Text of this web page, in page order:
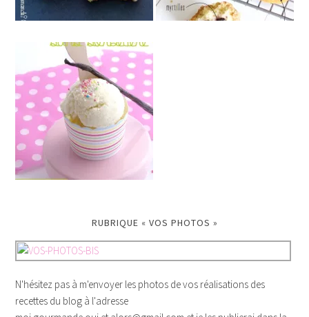
RUBRIQUE « VOS PHOTOS »
N'hésitez pas à m'envoyer les photos de vos réalisations des
recettes du blog à l'adresse